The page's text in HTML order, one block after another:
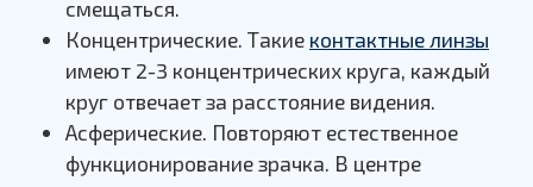
смещаться.
Концентрические. Такие контактные линзы
имеют 2-3 концентрических круга, каждый
круг отвечает за расстояние видения.
Асферические. Повторяют естественное
функционирование зрачка. В центре